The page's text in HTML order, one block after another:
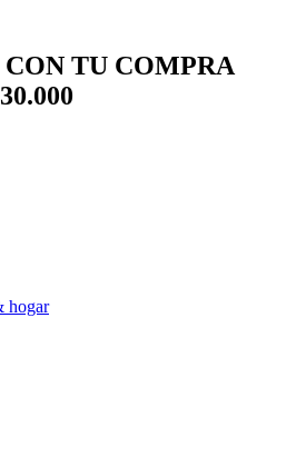
TU COMPRA
hogar